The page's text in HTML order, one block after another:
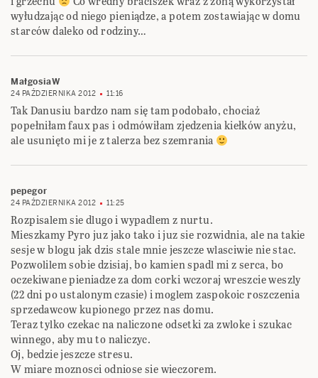
wyłudzając od niego pieniądze, a potem zostawiając w domu
starców daleko od rodziny…
MałgosiaW
24 PAŹDZIERNIKA 2012 11:16
Tak Danusiu bardzo nam się tam podobało, chociaż
popełniłam faux pas i odmówiłam zjedzenia kiełków anyżu,
ale usunięto mi je z talerza bez szemrania
pepegor
24 PAŹDZIERNIKA 2012 11:25
Rozpisalem sie dlugo i wypadlem z nurtu.
Mieszkamy Pyro juz jako tako i juz sie rozwidnia, ale na takie
sesje w blogu jak dzis stale mnie jeszcze wlasciwie nie stac.
Pozwolilem sobie dzisiaj, bo kamien spadl mi z serca, bo
oczekiwane pieniadze za dom corki wczoraj wreszcie weszly
(22 dni po ustalonym czasie) i moglem zaspokoic roszczenia
sprzedawcow kupionego przez nas domu.
Teraz tylko czekac na naliczone odsetki za zwloke i szukac
winnego, aby mu to naliczyc.
Oj, bedzie jeszcze stresu.
W miare moznosci odniose sie wieczorem.